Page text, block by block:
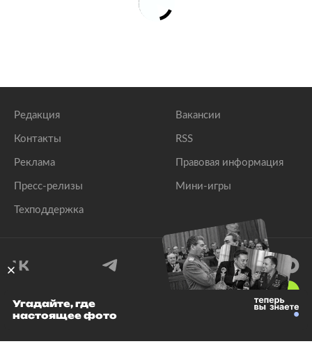
Редакция
Контакты
Реклама
Пресс-релизы
Техподдержка
Вакансии
RSS
Правовая информация
Мини-игры
© 1999–2026 Все права защищены.
Угадайте, где
настоящее фото